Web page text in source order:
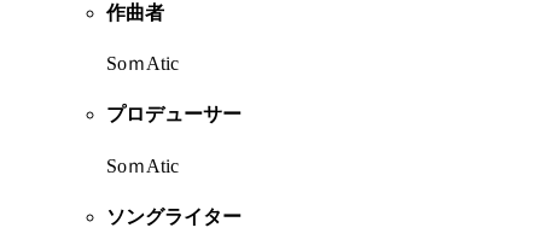
作曲者
SoｍAtic
プロデューサー
SoｍAtic
ソングライター